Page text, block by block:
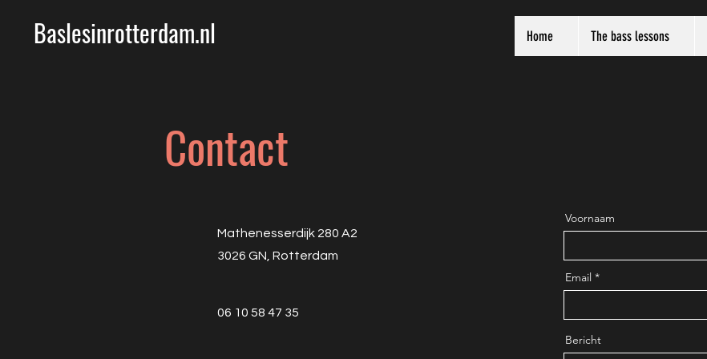
Baslesinrotterdam.nl Home The bass lessons
Contact
Mathenesserdijk 280 A2
3026 GN, Rotterdam
06 10 58 47 35
Voornaam
Email
Bericht